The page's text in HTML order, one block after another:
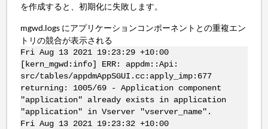
を作成すると、初期化に失敗します。
mgwd.logs にアプリケーションコンポーネントとの重複エン
トリの競合が表示される
Fri Aug 13 2021 19:23:29 +10:00
[kern_mgwd:info] ERR: appdm::Api:
src/tables/appdmAppSGUI.cc:apply_imp:677
returning: 1005/69 - Application component
"application" already exists in application
"application" in Vserver "vserver_name".
Fri Aug 13 2021 19:23:32 +10:00